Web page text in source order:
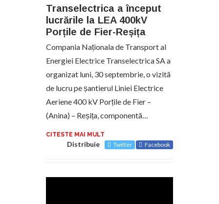
Transelectrica a început
lucrările la LEA 400kV
Porțile de Fier-Reșița
Compania Naționala de Transport al
Energiei Electrice Transelectrica SA a
organizat luni, 30 septembrie, o vizitã
de lucru pe șantierul Liniei Electrice
Aeriene 400 kV Porțile de Fier –
(Anina) – Reșița, componentã…
CITESTE MAI MULT
Distribuie Twitter Facebook